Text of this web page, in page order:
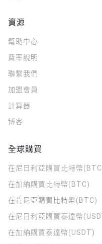
資源
幫助中心
費率說明
聯繫我們
加盟會員
計算器
博客
全球購買
在尼日利亞購買比特幣
在加納購買比特幣(BTC)
在肯尼亞購買比特幣(BTC)
在尼日利亞購買泰達幣
在加納購買泰達幣(USDT)